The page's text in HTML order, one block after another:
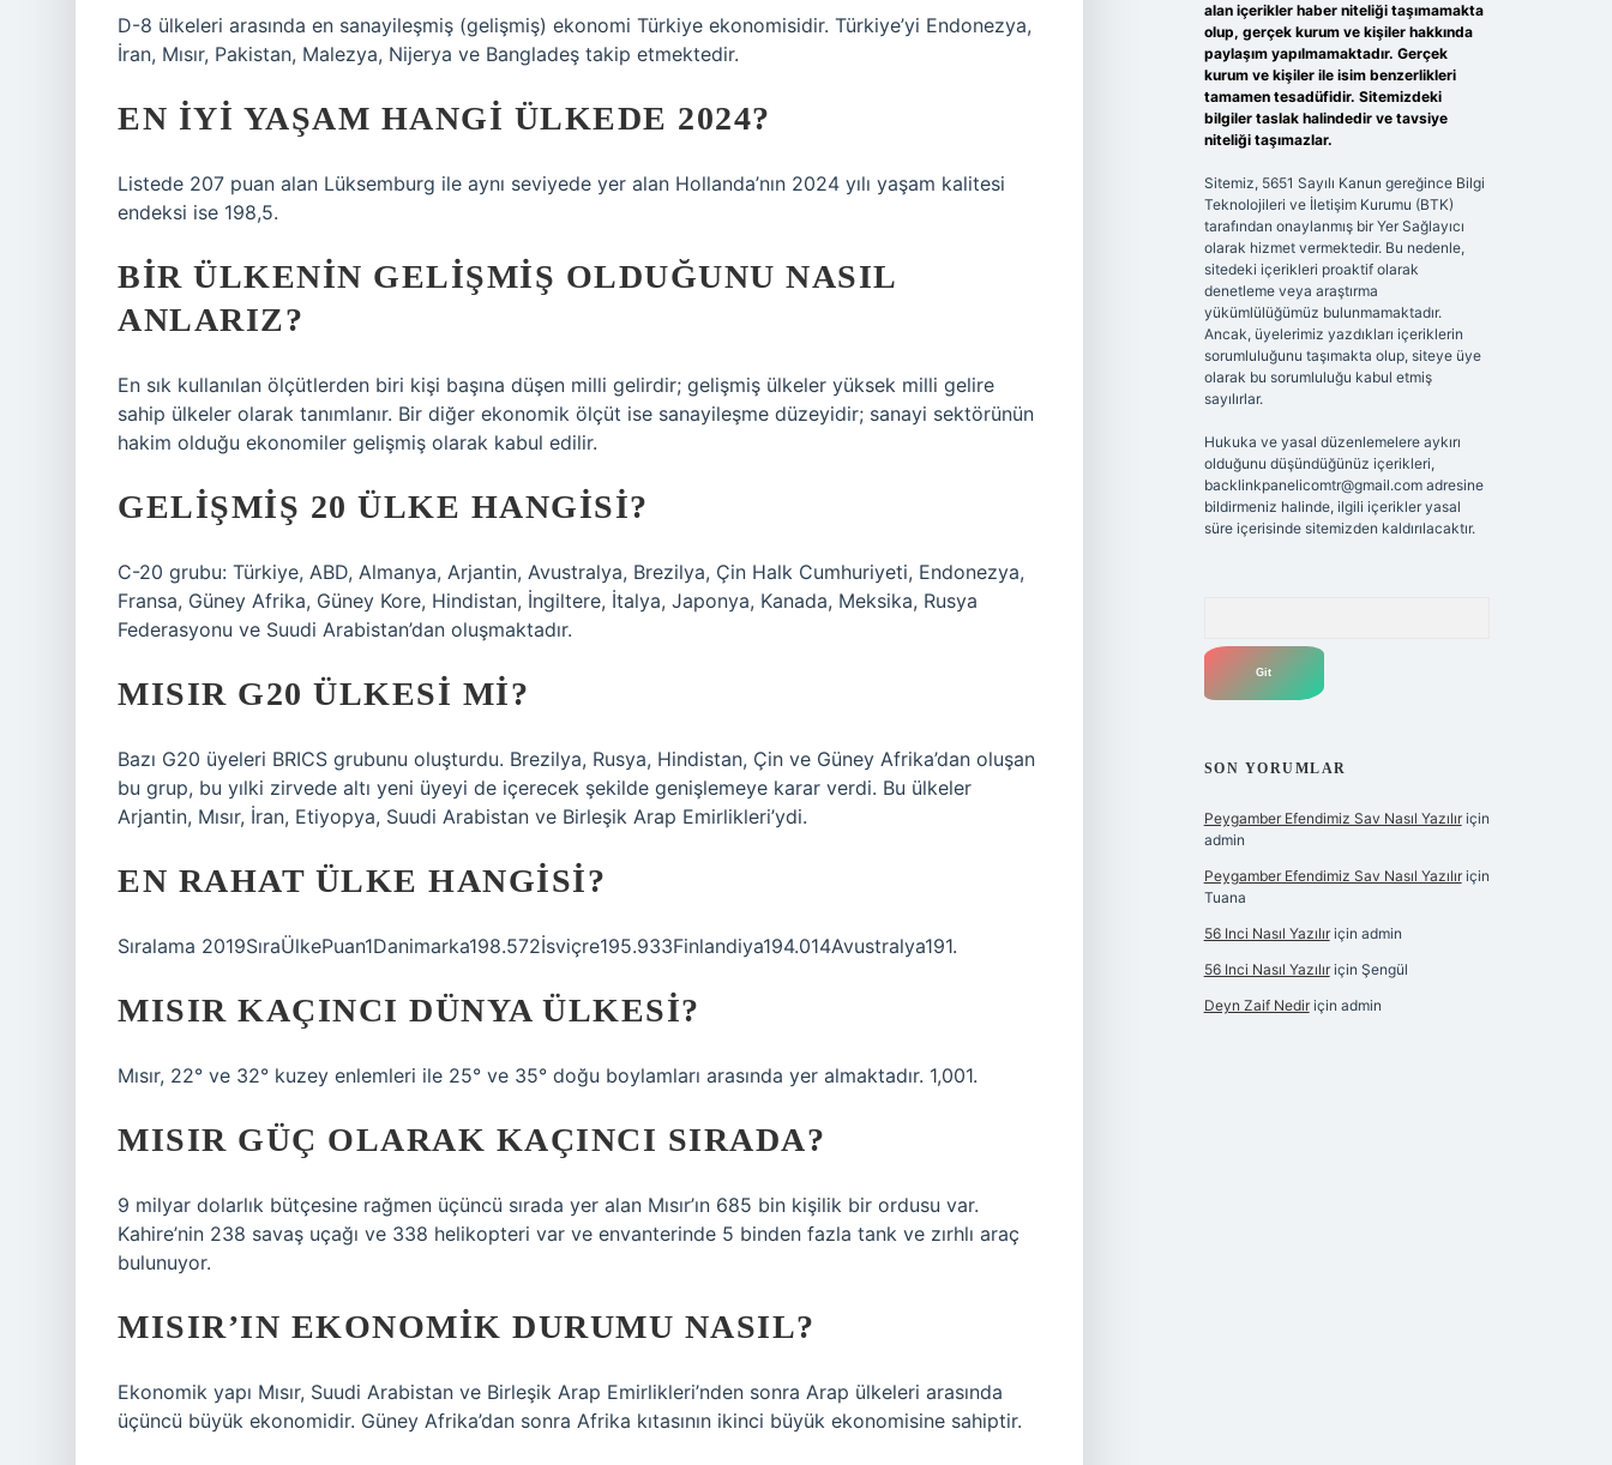
D-8 ülkeleri arasında en sanayileşmiş (gelişmiş) ekonomi Türkiye ekonomisidir. Türkiye’yi Endonezya,
İran, Mısır, Pakistan, Malezya, Nijerya ve Bangladeş takip etmektedir.
EN IYI YAŞAM HANGI ÜLKEDE 2024?
Listede 207 puan alan Lüksemburg ile aynı seviyede yer alan Hollanda’nın 2024 yılı yaşam kalitesi
endeksi ise 198,5.
BIR ÜLKENIN GELIŞMIŞ OLDUĞUNU NASIL
ANLARIZ?
En sık kullanılan ölçütlerden biri kişi başına düşen milli gelirdir; gelişmiş ülkeler yüksek milli gelire
sahip ülkeler olarak tanımlanır. Bir diğer ekonomik ölçüt ise sanayileşme düzeyidir; sanayi sektörünün
hakim olduğu ekonomiler gelişmiş olarak kabul edilir.
GELIŞMIŞ 20 ÜLKE HANGISI?
C-20 grubu: Türkiye, ABD, Almanya, Arjantin, Avustralya, Brezilya, Çin Halk Cumhuriyeti, Endonezya,
Fransa, Güney Afrika, Güney Kore, Hindistan, İngiltere, İtalya, Japonya, Kanada, Meksika, Rusya
Federasyonu ve Suudi Arabistan’dan oluşmaktadır.
MISIR G20 ÜLKESI MI?
Bazı G20 üyeleri BRICS grubunu oluşturdu. Brezilya, Rusya, Hindistan, Çin ve Güney Afrika’dan oluşan
bu grup, bu yılki zirvede altı yeni üyeyi de içerecek şekilde genişlemeye karar verdi. Bu ülkeler
Arjantin, Mısır, İran, Etiyopya, Suudi Arabistan ve Birleşik Arap Emirlikleri’ydi.
EN RAHAT ÜLKE HANGISI?
Sıralama 2019SıraÜlkePuan1Danimarka198.572İsviçre195.933Finlandiya194.014Avustralya191.
MISIR KAÇINCI DÜNYA ÜLKESI?
Mısır, 22° ve 32° kuzey enlemleri ile 25° ve 35° doğu boylamları arasında yer almaktadır. 1,001.
MISIR GÜÇ OLARAK KAÇINCI SIRADA?
9 milyar dolarlık bütçesine rağmen üçüncü sırada yer alan Mısır’ın 685 bin kişilik bir ordusu var.
Kahire’nin 238 savaş uçağı ve 338 helikopteri var ve envanterinde 5 binden fazla tank ve zırhlı araç
bulunuyor.
MISIR’IN EKONOMIK DURUMU NASIL?
Ekonomik yapı Mısır, Suudi Arabistan ve Birleşik Arap Emirlikleri’nden sonra Arap ülkeleri arasında
üçüncü büyük ekonomidir. Güney Afrika’dan sonra Afrika kıtasının ikinci büyük ekonomisine sahiptir.
alan içerikler haber niteliği taşımamakta
olup, gerçek kurum ve kişiler hakkında
paylaşım yapılmamaktadır. Gerçek
kurum ve kişiler ile isim benzerlikleri
tamamen tesadüfidir. Sitemizdeki
bilgiler taslak halindedir ve tavsiye
niteliği taşımazlar.
Sitemiz, 5651 Sayılı Kanun gereğince Bilgi
Teknolojileri ve İletişim Kurumu (BTK)
tarafından onaylanmış bir Yer Sağlayıcı
olarak hizmet vermektedir. Bu nedenle,
sitedeki içerikleri proaktif olarak
denetleme veya araştırma
yükümlülüğümüz bulunmamaktadır.
Ancak, üyelerimiz yazdıkları içeriklerin
sorumluluğunu taşımakta olup, siteye üye
olarak bu sorumluluğu kabul etmiş
sayılırlar.
Hukuka ve yasal düzenlemelere aykırı
olduğunu düşündüğünüz içerikleri,
backlinkpanelicomtr@gmail.comadresine
bildirmeniz halinde, ilgili içerikler yasal
süre içerisinde sitemizden kaldırılacaktır.
SON YORUMLAR
Peygamber Efendimiz Sav Nasıl Yazılıriçin
admin
Peygamber Efendimiz Sav Nasıl Yazılıriçin
Tuana
56 Inci Nasıl Yazılıriçin admin
56 Inci Nasıl Yazılıriçin Şengül
Deyn Zaif Nediriçin admin